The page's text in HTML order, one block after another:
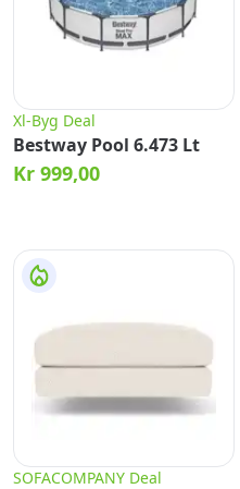
Xl-Byg Deal
Bestway Pool 6.473 Lt
Kr 999,00
SOFACOMPANY Deal